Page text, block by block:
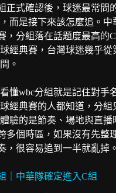
正式確認後，球迷最常問
而是接下來該怎麼追。中
，分組落在話題度最高的
經典賽，台灣球迷幾乎從
。
懂wbc分組就是記住對手
經典賽的人都知道，分組
驗的是節奏、場地與直播
多個時區，如果沒有先整
，很容易追到一半就亂掉。
｜中華隊確定進入C組